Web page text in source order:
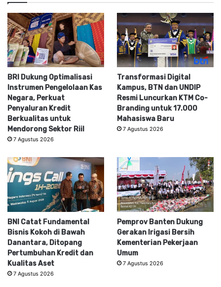
BRI Dukung Optimalisasi
Instrumen Pengelolaan Kas
Negara, Perkuat
Penyaluran Kredit
Berkualitas untuk
Mendorong Sektor Riil
7 Agustus 2026
Transformasi Digital
Kampus, BTN dan UNDIP
Resmi Luncurkan KTM Co-
Branding untuk 17.000
Mahasiswa Baru
7 Agustus 2026
BNI Catat Fundamental
Bisnis Kokoh di Bawah
Danantara, Ditopang
Pertumbuhan Kredit dan
Kualitas Aset
7 Agustus 2026
Pemprov Banten Dukung
Gerakan Irigasi Bersih
Kementerian Pekerjaan
Umum
7 Agustus 2026